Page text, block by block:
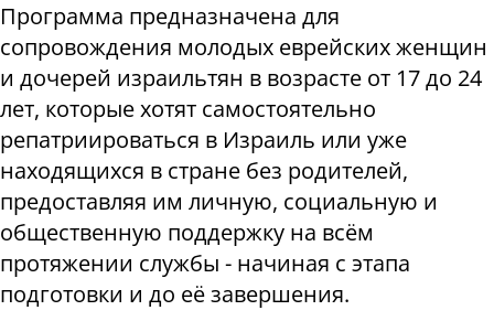
Программа предназначена для
сопровождения молодых еврейских женщин
и дочерей израильтян в возрасте от 17 до 24
лет, которые хотят самостоятельно
репатриироваться в Израиль или уже
находящихся в стране без родителей,
предоставляя им личную, социальную и
общественную поддержку на всём
протяжении службы - начиная с этапа
подготовки и до её завершения.